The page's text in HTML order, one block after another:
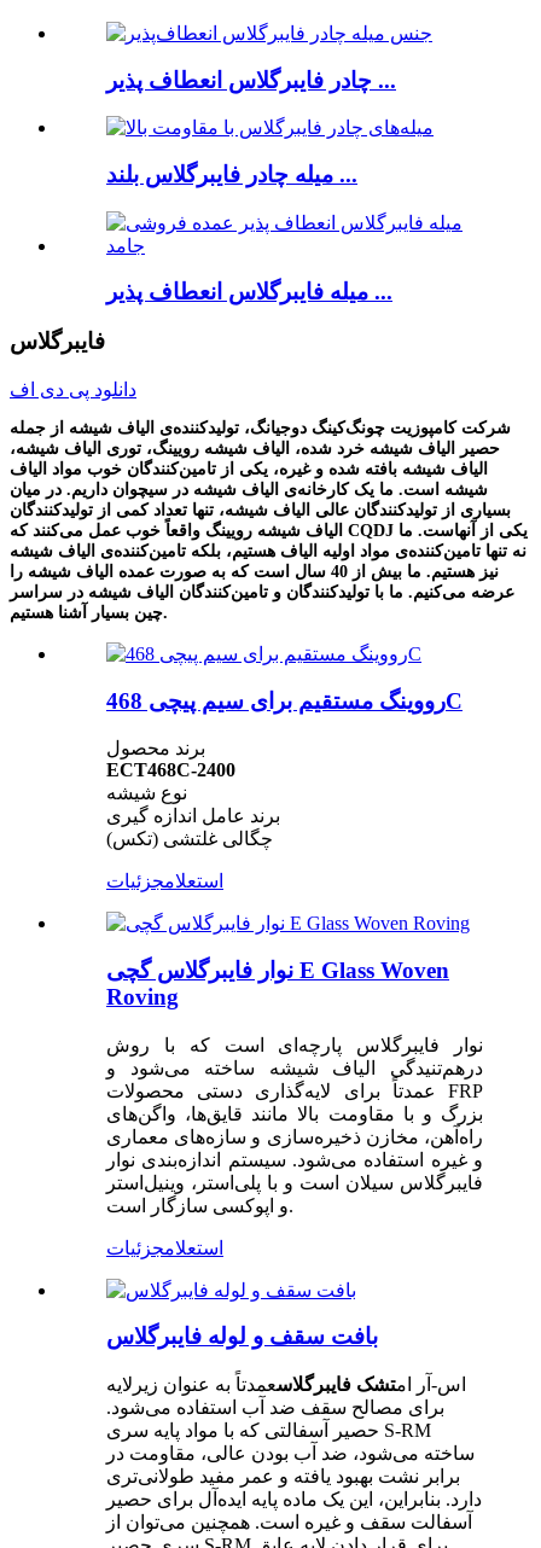
چادر فایبرگلاس انعطاف پذیر ...
میله چادر فایبرگلاس بلند ...
میله فایبرگلاس انعطاف پذیر ...
فایبرگلاس
دانلود پی دی اف
شرکت کامپوزیت چونگ‌کینگ دوجیانگ، تولیدکننده‌ی الیاف شیشه از جمله
حصیر الیاف شیشه خرد شده، الیاف شیشه رویینگ، توری الیاف شیشه،
الیاف شیشه بافته شده و غیره، یکی از تامین‌کنندگان خوب مواد الیاف
شیشه است. ما یک کارخانه‌ی الیاف شیشه در سیچوان داریم. در میان
بسیاری از تولیدکنندگان عالی الیاف شیشه، تنها تعداد کمی از تولیدکنندگان
الیاف شیشه رویینگ واقعاً خوب عمل می‌کنند که CQDJ یکی از آنهاست. ما
نه تنها تامین‌کننده‌ی مواد اولیه الیاف هستیم، بلکه تامین‌کننده‌ی الیاف شیشه
نیز هستیم. ما بیش از 40 سال است که به صورت عمده الیاف شیشه را
عرضه می‌کنیم. ما با تولیدکنندگان و تامین‌کنندگان الیاف شیشه در سراسر
چین بسیار آشنا هستیم.
رووینگ مستقیم برای سیم پیچی 468C
برند محصول
ECT468C-2400
نوع شیشه
برند عامل اندازه گیری
چگالی غلتشی (تکس)
استعلامجزئیات
نوار فایبرگلاس گچی E Glass Woven
Roving
نوار فایبرگلاس پارچه‌ای است که با روش
درهم‌تنیدگی الیاف شیشه ساخته می‌شود و
عمدتاً برای لایه‌گذاری دستی محصولات FRP
بزرگ و با مقاومت بالا مانند قایق‌ها، واگن‌های
راه‌آهن، مخازن ذخیره‌سازی و سازه‌های معماری
و غیره استفاده می‌شود. سیستم اندازه‌بندی نوار
فایبرگلاس سیلان است و با پلی‌استر، وینیل‌استر
و اپوکسی سازگار است.
استعلامجزئیات
بافت سقف و لوله فایبرگلاس
اس-آر امتشک فایبرگلاسعمدتاً به عنوان زیرلایه
برای مصالح سقف ضد آب استفاده می‌شود.
حصیر آسفالتی که با مواد پایه سری S-RM
ساخته می‌شود، ضد آب بودن عالی، مقاومت در
برابر نشت بهبود یافته و عمر مفید طولانی‌تری
دارد. بنابراین، این یک ماده پایه ایده‌آل برای حصیر
آسفالت سقف و غیره است. همچنین می‌توان از